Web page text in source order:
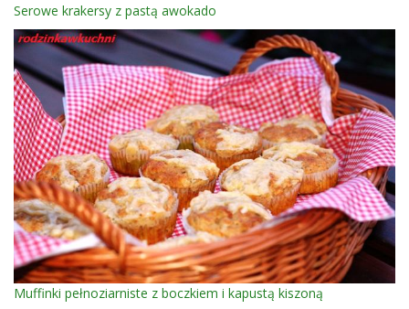
Serowe krakersy z pastą awokado
Muffinki pełnoziarniste z boczkiem i kapustą kiszoną